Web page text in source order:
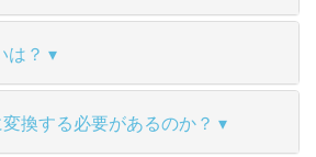
は？
換する必要があるのか？